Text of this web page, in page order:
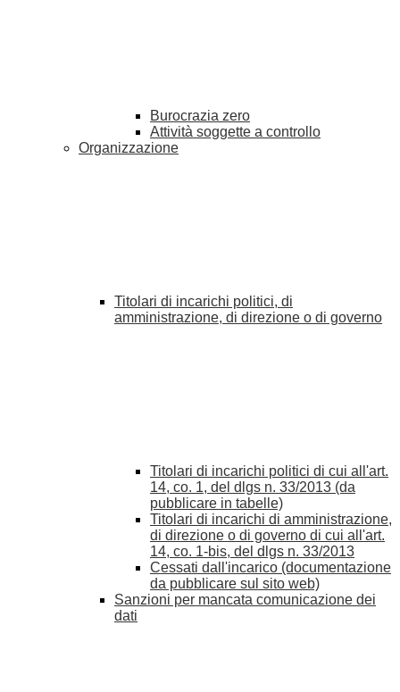
Burocrazia zero
Attività soggette a controllo
Organizzazione
Titolari di incarichi politici, di
amministrazione, di direzione o di governo
Titolari di incarichi politici di cui all'art.
14, co. 1, del dlgs n. 33/2013 (da
pubblicare in tabelle)
Titolari di incarichi di amministrazione,
di direzione o di governo di cui all'art.
14, co. 1-bis, del dlgs n. 33/2013
Cessati dall'incarico (documentazione
da pubblicare sul sito web)
Sanzioni per mancata comunicazione dei
dati